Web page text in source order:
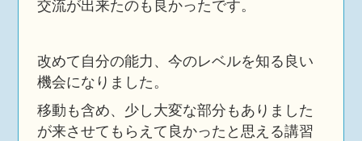
交流が出来たのも良かったです。
改めて自分の能力、今のレベルを知る良い
機会になりました。
移動も含め、少し大変な部分もありました
が来させてもらえて良かったと思える講習